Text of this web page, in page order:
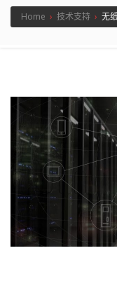
Home › 技术支持 › 无